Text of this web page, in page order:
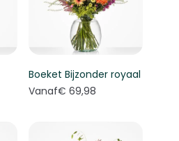
Boeket Bijzonder royaal
Vanaf€ 69,98